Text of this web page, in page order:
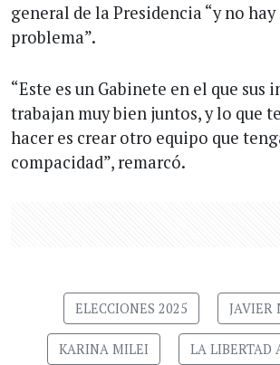
general de la Presidencia “y no
problema”.
“Este es un Gabinete en el que sus
trabajan muy bien juntos, y lo que
hacer es crear otro equipo que
compacidad”, remarcó.
ELECCIONES 2025 JAVIER
KARINA MILEI LA LIBERTAD